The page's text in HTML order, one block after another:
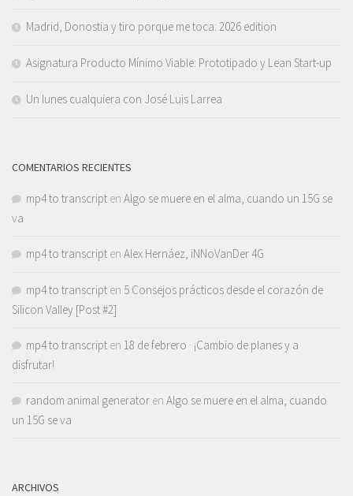
Madrid, Donostia y tiro porque me toca: 2026 edition
Asignatura Producto Mínimo Viable: Prototipado y Lean Start-up
Un lunes cualquiera con José Luis Larrea
COMENTARIOS RECIENTES
mp4 to transcript en Algo se muere en el alma, cuando un 15G se
va
mp4 to transcript en Alex Hernáez, iNNoVanDer 4G
mp4 to transcript en 5 Consejos prácticos desde el corazón de
Silicon Valley [Post #2]
mp4 to transcript en 18 de febrero · ¡Cambio de planes y a
disfrutar!
random animal generator en Algo se muere en el alma, cuando
un 15G se va
ARCHIVOS